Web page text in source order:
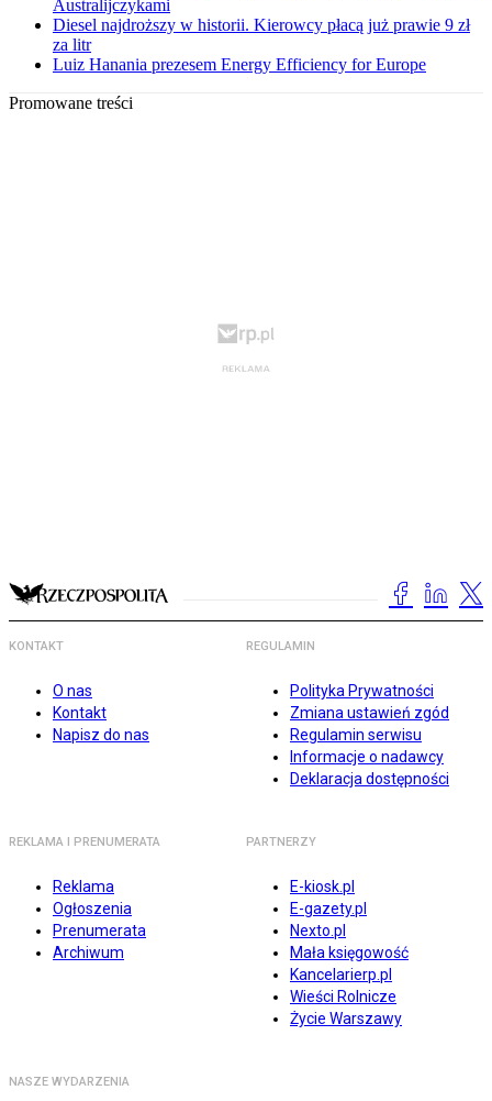
Australijczykami
Diesel najdroższy w historii. Kierowcy płacą już prawie 9 zł
za litr
Luiz Hanania prezesem Energy Efficiency for Europe
Promowane treści
KONTAKT
O nas
Kontakt
Napisz do nas
REGULAMIN
Polityka Prywatności
Zmiana ustawień zgód
Regulamin serwisu
Informacje o nadawcy
Deklaracja dostępności
REKLAMA I PRENUMERATA
Reklama
Ogłoszenia
Prenumerata
Archiwum
PARTNERZY
E-kiosk.pl
E-gazety.pl
Nexto.pl
Mała księgowość
Kancelarierp.pl
Wieści Rolnicze
Życie Warszawy
NASZE WYDARZENIA